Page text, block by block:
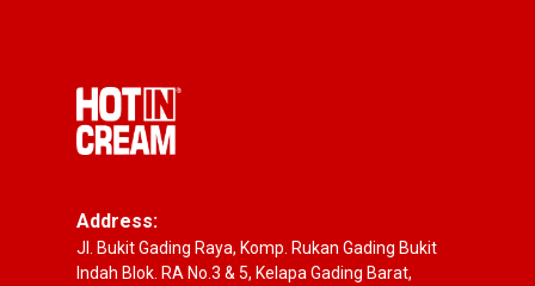
Address:
Jl. Bukit Gading Raya, Komp. Rukan Gading Bukit
Indah Blok. RA No.3 & 5, Kelapa Gading Barat,